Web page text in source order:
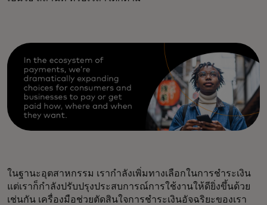
ในฐานะอุตสาหกรรม เรากำลังเพิ่มทางเลือกในการชำระเงิน
แต่เราก็กำลังปรับปรุงประสบการณ์การใช้งานให้ดียิ่งขึ้นด้วย
เช่นกัน เครื่องมือช่วยตัดสินใจการชำระเงินอัจฉริยะของเรา